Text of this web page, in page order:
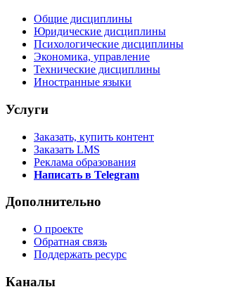
Общие дисциплины
Юридические дисциплины
Психологические дисциплины
Экономика, управление
Технические дисциплины
Иностранные языки
Услуги
Заказать, купить контент
Заказать LMS
Реклама образования
Написать в Telegram
Дополнительно
О проекте
Обратная связь
Поддержать ресурс
Каналы